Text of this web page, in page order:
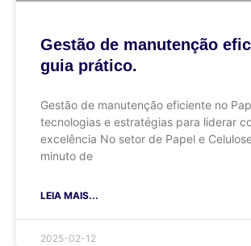
Gestão de manutenção
guia prático.
Gestão de manutenção eficiente no
tecnologias e estratégias para liderar
excelência No setor de Papel e
minuto de
LEIA MAIS...
2025-02-12